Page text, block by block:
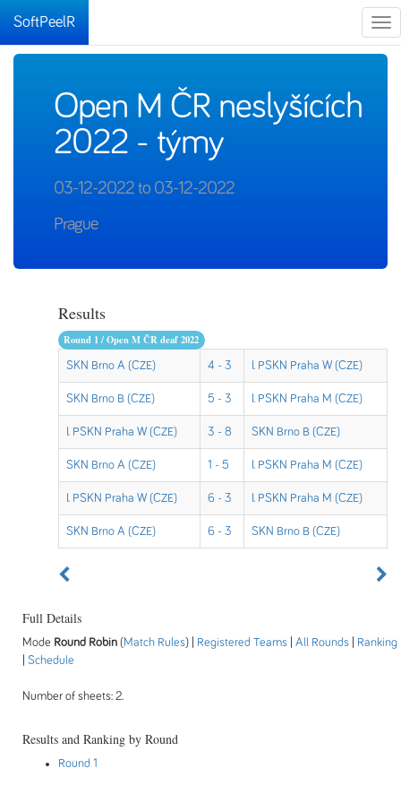
SoftPeelR
Open M ČR neslyšících
2022 - týmy
03-12-2022 to 03-12-2022
Prague
Results
Round 1 / Open M ČR deaf 2022
SKN Brno A (CZE) 4 - 3 I. PSKN Praha W (CZE)
SKN Brno B (CZE) 5 - 3 I. PSKN Praha M (CZE)
I. PSKN Praha W (CZE) 3 - 8 SKN Brno B (CZE)
SKN Brno A (CZE) 1 - 5 I. PSKN Praha M (CZE)
I. PSKN Praha W (CZE) 6 - 3 I. PSKN Praha M (CZE)
SKN Brno A (CZE) 6 - 3 SKN Brno B (CZE)
Full Details
Mode Round Robin (Match Rules) | Registered Teams All Rounds
Ranking
Schedule
Number of sheets: 2.
Results and Ranking by Round
Round 1